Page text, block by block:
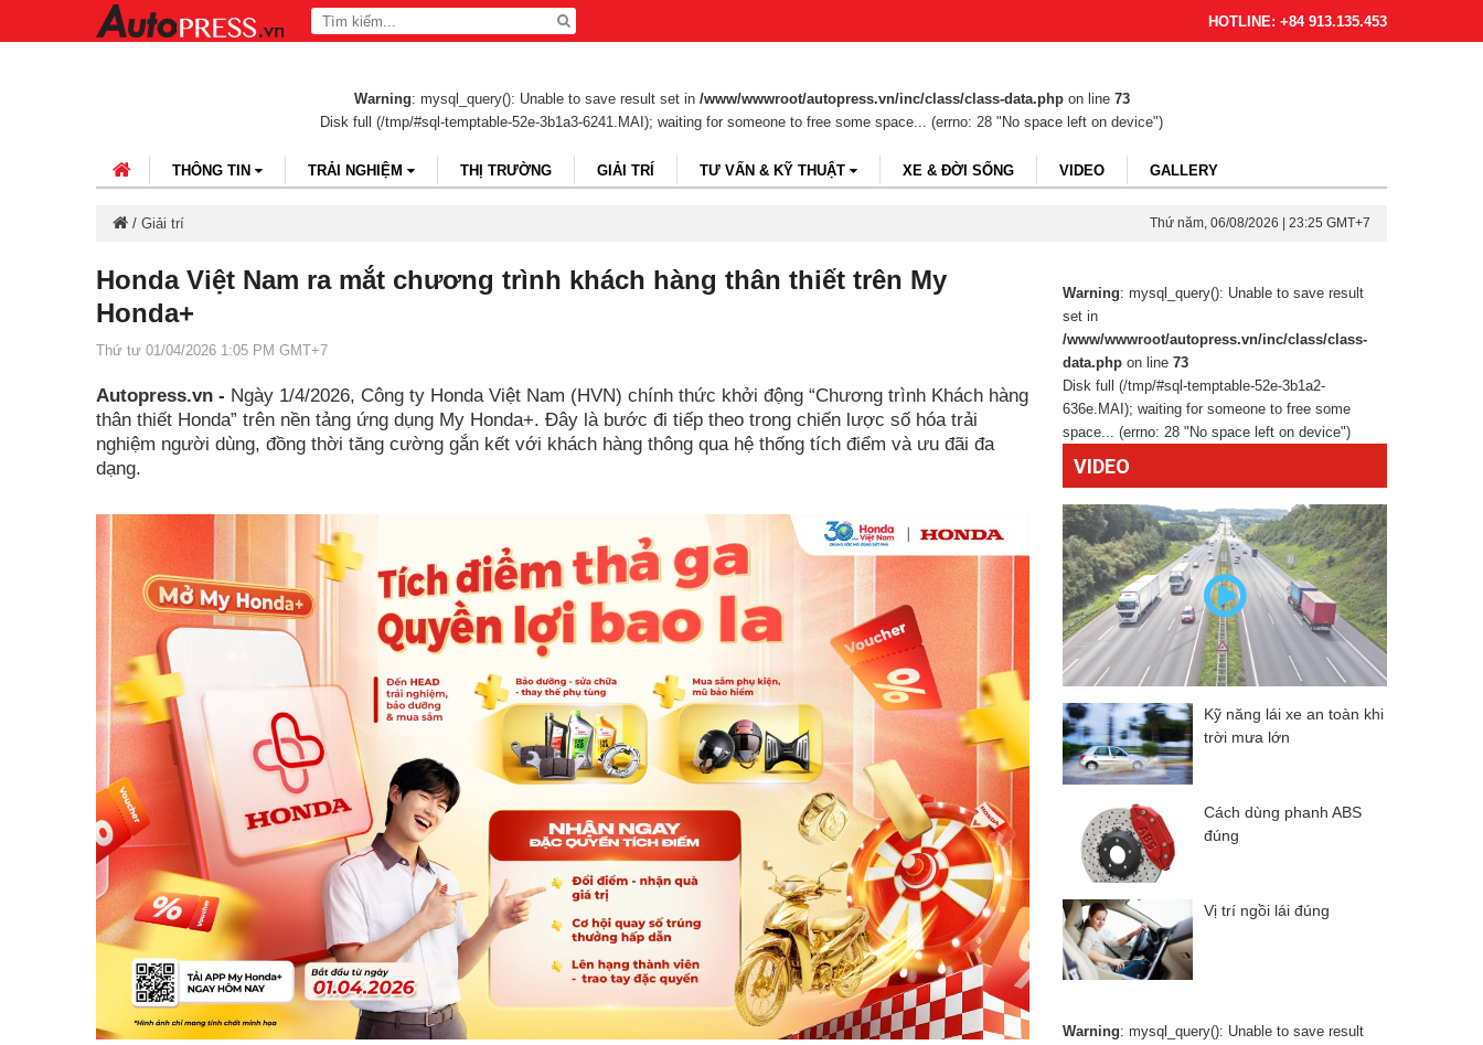
HOTLINE: +84 913.135.453
Warning: mysql_query(): Unable to save result set in /www/wwwroot/autopress.vn/inc/class/class-data.phpon line 73
Disk full (/tmp/#sql-temptable-52e-3b1a3-6241.MAI); waiting for someone to free some space... (errno: 28 "No space left on device")
THÔNG TIN TRẢI NGHIỆM THỊ TRƯỜNG GIẢI TRÍ TƯ VẤN & KỸ THUẬT XE & ĐỜI SỐNG VIDEO GALLERY
Thứ năm, 06/08/2026 | 23:25 GMT+7
/ Giải trí
Honda Việt Nam ra mắt chương trình khách hàng thân thiết trên My
Honda+
Thứ tư 01/04/2026 1:05 PM GMT+7
Autopress.vn - Ngày 1/4/2026, Công ty Honda Việt Nam (HVN) chính thức khởi động “Chương trình Khách hàng
thân thiết Honda” trên nền tảng ứng dụng My Honda+. Đây là bước đi tiếp theo trong chiến lược số hóa trải
nghiệm người dùng, đồng thời tăng cường gắn kết với khách hàng thông qua hệ thống tích điểm và ưu đãi đa
dạng.
Warning: mysql_query(): Unable to save result
set in
/www/wwwroot/autopress.vn/inc/class/class-
data.php on line 73
Disk full (/tmp/#sql-temptable-52e-3b1a2-
636e.MAI); waiting for someone to free some
space... (errno: 28 "No space left on device")
VIDEO
Kỹ năng lái xe an toàn khi
trời mưa lớn
Cách dùng phanh ABS
đúng
Vị trí ngồi lái đúng
Warning: mysql_query(): Unable to save result